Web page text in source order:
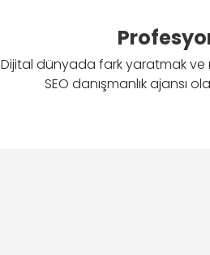
Dijital dünyada fark yaratmak ve
SEO danışmanlık ajansı